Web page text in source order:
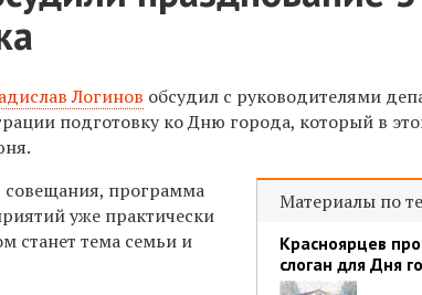
Логинов обсудил с руководителями
подготовку ко Дню города, который в
Материалы по
Красноярцев
слоган для Дня
совещания, программа
уже практически
станет тема семьи и